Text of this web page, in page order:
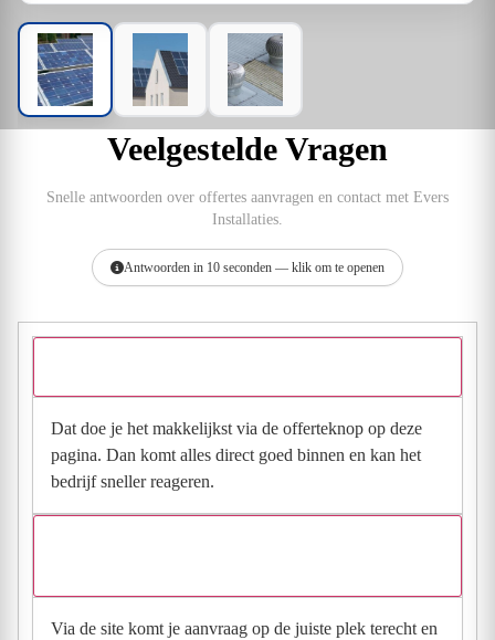
Veelgestelde Vragen
Snelle antwoorden over offertes aanvragen en contact met Evers
Installaties.
Antwoorden in 10 seconden — klik om te openen
Dat doe je het makkelijkst via de offerteknop op deze
pagina. Dan komt alles direct goed binnen en kan het
bedrijf sneller reageren.
Via de site komt je aanvraag op de juiste plek terecht en